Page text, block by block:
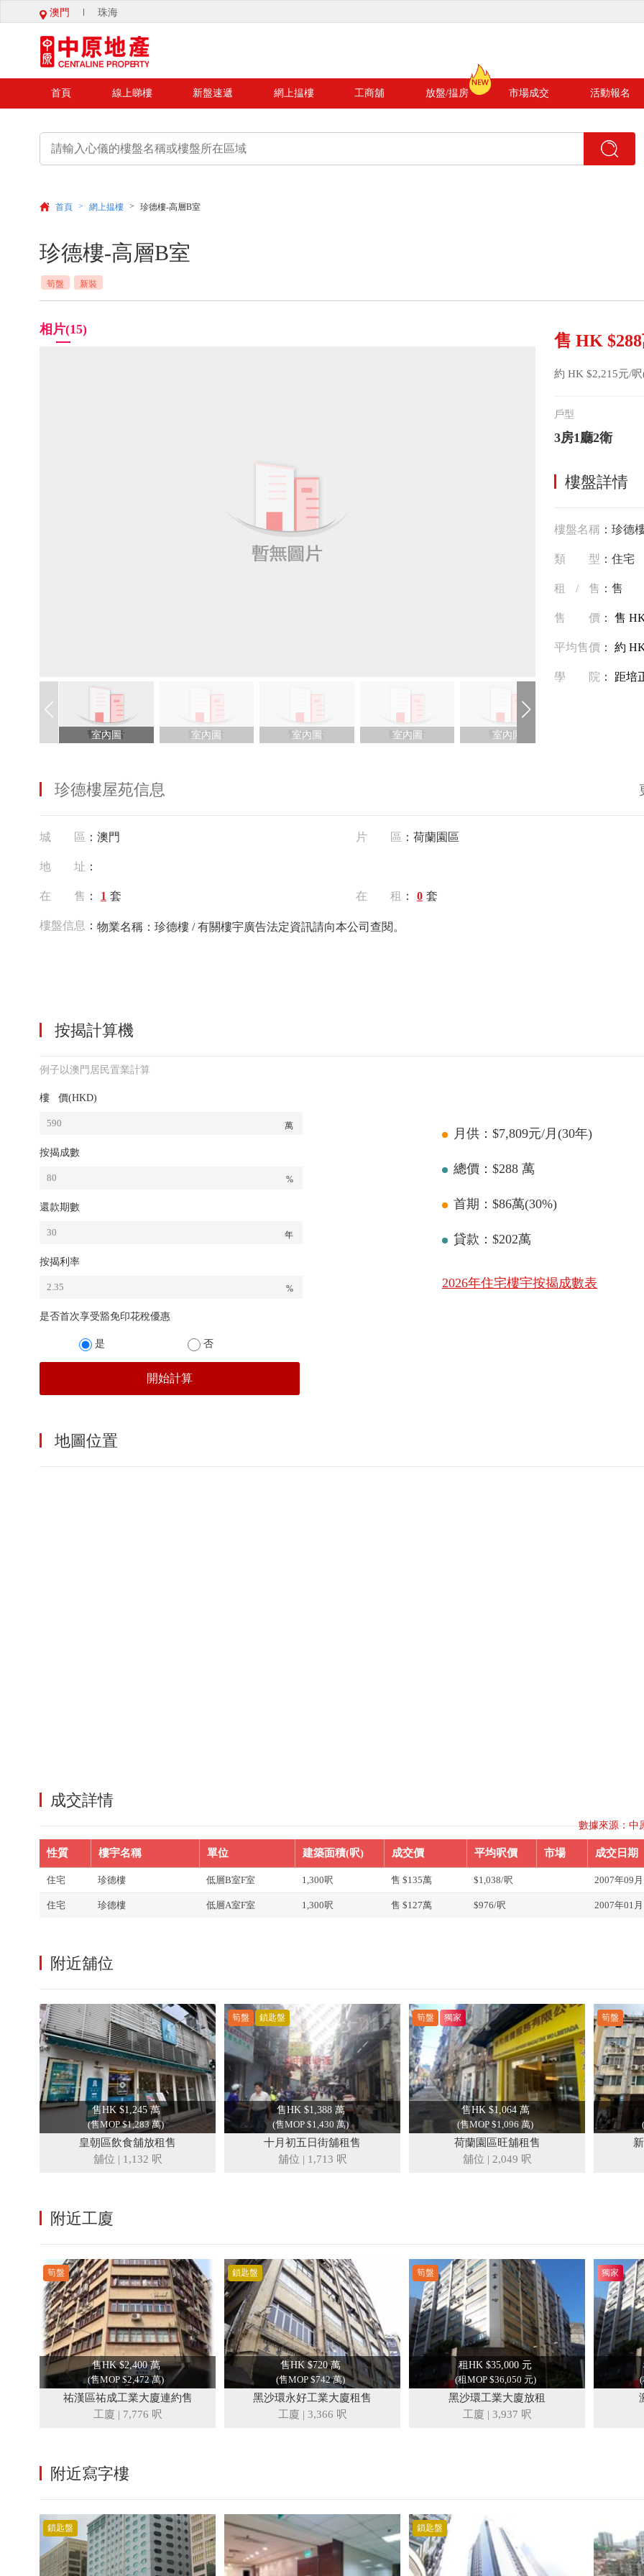
澳門 珠海
首頁 線上睇樓 新盤速遞 網上揾樓 工商舖 放盤/揾房 市場成交 活動報名
首頁 網上揾樓
> 珍德樓-高層B室
>
珍德樓-高層B室
筍盤 新裝
相片(15)
室內圖 室內圖 室內圖 室內圖 室內圖
售 HK
約 HK $2,215元/呎
戶型
3房1廳2衛
樓盤詳情
樓盤名稱 ：珍德
類型 ：住宅
租/售 ：售
售價 ： 售
平均售價 ： 約
學院 ： 距培
珍德樓屋苑信息
城 區 ：澳門 片 區 ：荷蘭園區
地 址 ：
在 售 ： 1 套 在 租 ： 0 套
樓盤信息 ： 物業名稱：珍德樓 / 有關樓宇廣告法定資訊請向本公司查閱。
按揭計算機
例子以澳門居民置業計算
樓 價(HKD)
萬
按揭成數
%
還款期數
年
按揭利率
%
是否首次享受豁免印花稅優惠
是 否
開始計算
月供：$7,809元/月(30年)
總價：$288 萬
首期：$86萬(30%)
貸款：$202萬
2026年住宅樓宇按揭成數表
地圖位置
成交詳情
數據來源：中
性質 樓宇名稱 單位 建築面積(呎) 成交價 平均呎價 市場 成交日期
住宅 珍德樓 低層B室F室 1,300呎 售 $135萬 $1,038/呎 2007年09月
住宅 珍德樓 低層A室F室 1,300呎 售 $127萬 $976/呎 2007年01月
附近舖位
售HK $1,245 萬
(售MOP $1,283 萬)
皇朝區飲食舖放租售
舖位 | 1,132 呎
筍盤 鎖匙盤
售HK $1,388 萬
(售MOP $1,430 萬)
十月初五日街舖租售
舖位 | 1,713 呎
筍盤 獨家
售HK $1,064 萬
(售MOP $1,096 萬)
荷蘭園區旺舖租售
舖位 | 2,049 呎
筍盤
附近工廈
筍盤
售HK $2,400 萬
(售MOP $2,472 萬)
祐漢區祐成工業大廈連約售
工廈 | 7,776 呎
鎖匙盤
售HK $720 萬
(售MOP $742 萬)
黑沙環永好工業大廈租售
工廈 | 3,366 呎
筍盤
租HK $35,000 元
(租MOP $36,050 元)
黑沙環工業大廈放租
工廈 | 3,937 呎
獨家
(
附近寫字樓
鎖匙盤 鎖匙盤